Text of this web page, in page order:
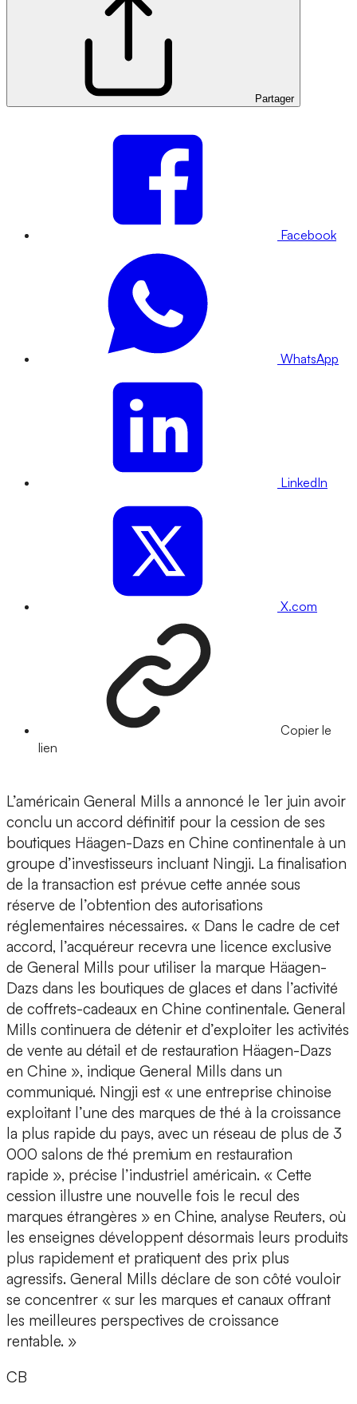
Partager
Facebook
WhatsApp
LinkedIn
X.com
Copier le
lien
L’américain General Mills a annoncé le 1er juin avoir
conclu un accord définitif pour la cession de ses
boutiques Häagen-Dazs en Chine continentale à un
groupe d’investisseurs incluant Ningji. La finalisation
de la transaction est prévue cette année sous
réserve de l’obtention des autorisations
réglementaires nécessaires. « Dans le cadre de cet
accord, l’acquéreur recevra une licence exclusive
de General Mills pour utiliser la marque Häagen-
Dazs dans les boutiques de glaces et dans l’activité
de coffrets-cadeaux en Chine continentale. General
Mills continuera de détenir et d’exploiter les activités
de vente au détail et de restauration Häagen-Dazs
en Chine », indique General Mills dans un
communiqué. Ningji est « une entreprise chinoise
exploitant l’une des marques de thé à la croissance
la plus rapide du pays, avec un réseau de plus de 3
000 salons de thé premium en restauration
rapide », précise l’industriel américain. « Cette
cession illustre une nouvelle fois le recul des
marques étrangères » en Chine, analyse Reuters, où
les enseignes développent désormais leurs produits
plus rapidement et pratiquent des prix plus
agressifs. General Mills déclare de son côté vouloir
se concentrer « sur les marques et canaux offrant
les meilleures perspectives de croissance
rentable. »
CB